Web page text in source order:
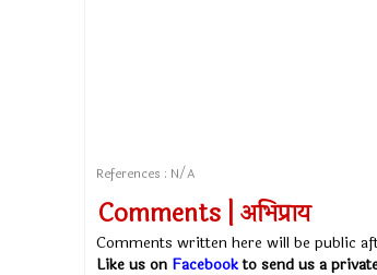
References : N/A
Comments | अभिप्राय
Comments written here will be public
Like us on Facebookto send us a